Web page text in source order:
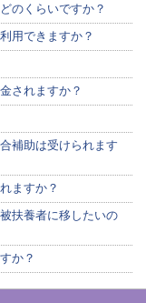
のくらいですか？
用できますか？
されますか？
補助は受けられます
ますか？
扶養者に移したいの
か？